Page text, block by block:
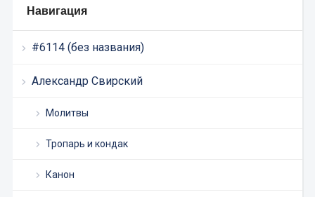
Навигация
#6114 (без названия)
Александр Свирский
Молитвы
Тропарь и кондак
Канон